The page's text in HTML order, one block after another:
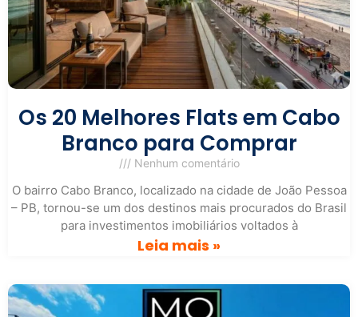
Os 20 Melhores Flats em Cabo
Branco para Comprar
Nenhum comentário
O bairro Cabo Branco, localizado na cidade de João Pessoa
– PB, tornou-se um dos destinos mais procurados do Brasil
para investimentos imobiliários voltados à
Leia mais »